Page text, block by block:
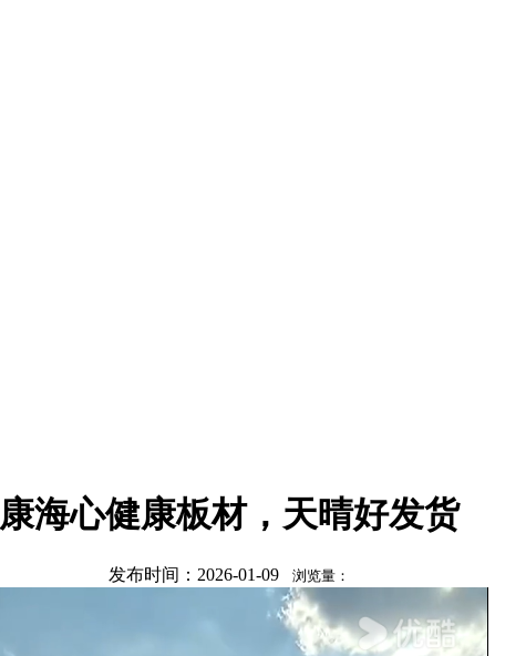
康海心健康板材，天晴好发货
发布时间：2026-01-09 浏览量：